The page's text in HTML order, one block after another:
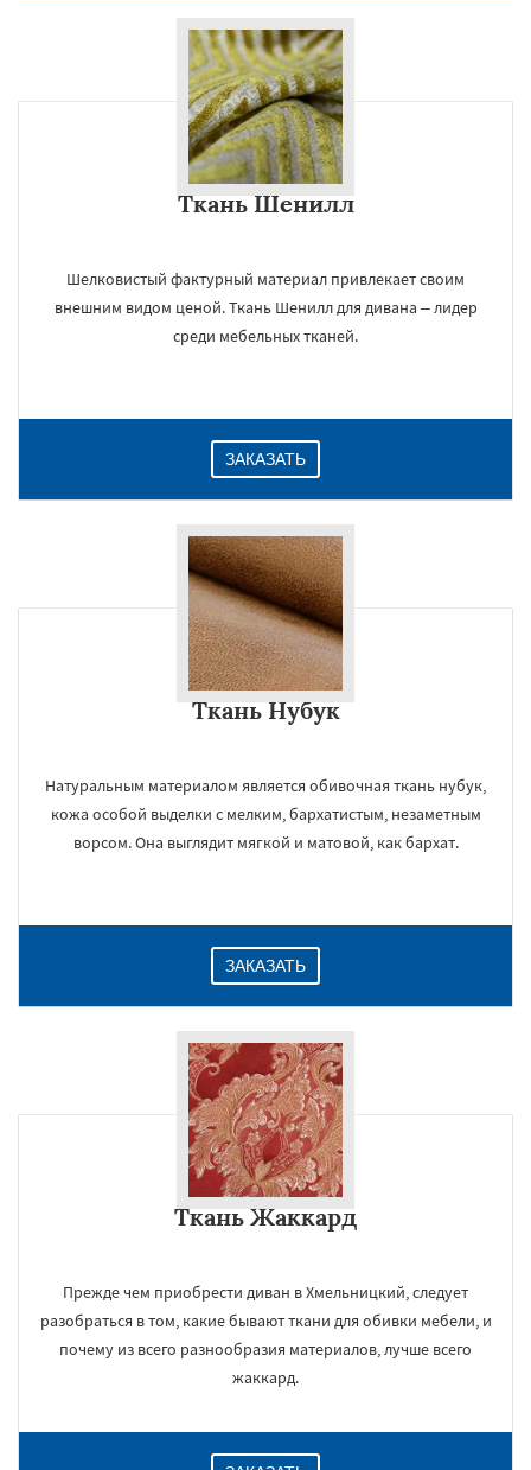
Ткань Шенилл
Шелковистый фактурный материал привлекает своим
внешним видом ценой. Ткань Шенилл для дивана – лидер
среди мебельных тканей.
ЗАКАЗАТЬ
Ткань Нубук
Натуральным материалом является обивочная ткань нубук,
кожа особой выделки с мелким, бархатистым, незаметным
ворсом. Она выглядит мягкой и матовой, как бархат.
ЗАКАЗАТЬ
Ткань Жаккард
Прежде чем приобрести диван в Хмельницкий, следует
разобраться в том, какие бывают ткани для обивки мебели, и
почему из всего разнообразия материалов, лучше всего
жаккард.